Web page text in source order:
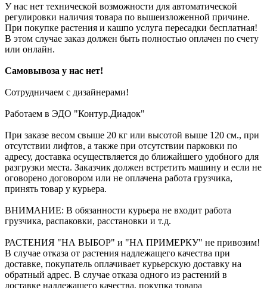
У нас нет технической возможности для автоматической
регулировки наличия товара по вышеизложенной причине.
При покупке растения и кашпо услуга пересадки бесплатная!
В этом случае заказ должен быть полностью оплачен по счету
или онлайн.
Самовывоза у нас нет!
Сотрудничаем с дизайнерами!
Работаем в ЭДО "Контур.Диадок"
При заказе весом свыше 20 кг или высотой выше 120 см., при
отсутствии лифтов, а также при отсутствии парковки по
адресу, доставка осуществляется до ближайшего удобного для
разгрузки места. Заказчик должен встретить машину и если не
оговорено договором или не оплачена работа грузчика,
принять товар у курьера.
ВНИМАНИЕ: В обязанности курьера не входит работа
грузчика, распаковки, расстановки и т.д.
РАСТЕНИЯ "НА ВЫБОР" и "НА ПРИМЕРКУ" не привозим!
В случае отказа от растения надлежащего качества при
доставке, покупатель оплачивает курьерскую доставку на
обратный адрес. В случае отказа одного из растений в
доставке надлежащего качества, покупка товара